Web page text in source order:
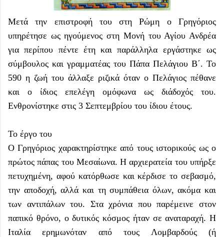
Μετά την επιστροφή του στη Ρώμη ο Γρηγόριος
υπηρέτησε ως ηγούμενος στη Μονή του Αγίου Ανδρέα
για περίπου πέντε έτη και παράλληλα εργάστηκε ως
σύμβουλος και γραμματέας του Πάπα Πελάγιου Β΄. Το
590 η ζωή του άλλαξε ριζικά όταν ο Πελάγιος πέθανε
και ο ίδιος επελέγη ομόφωνα ως διάδοχός του.
Ενθρονίστηκε στις 3 Σεπτεμβρίου του ίδιου έτους.
Το έργο του
Ο Γρηγόριος χαρακτηρίστηκε από τους ιστορικούς ως ο
πρώτος πάπας του Μεσαίωνα. Η αρχιερατεία του υπήρξε
πετυχημένη, αφού κατόρθωσε και κέρδισε το σεβασμό,
την αποδοχή, αλλά και τη συμπάθεια όλων, ακόμα και
των αντιπάλων του. Στα χρόνια που παρέμεινε στον
παπικό θρόνο, ο δυτικός κόσμος ήταν σε αναταραχή. Η
Ιταλία ερημωνόταν από τους Λομβαρδούς (ή